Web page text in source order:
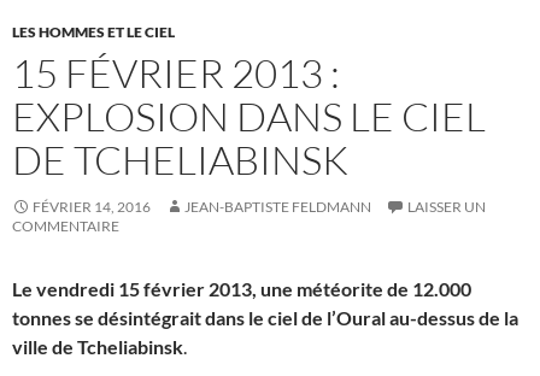
LES HOMMES ET LE CIEL
15 FÉVRIER 2013 :
EXPLOSION DANS LE CIEL
DE TCHELIABINSK
FÉVRIER 14, 2016 JEAN-BAPTISTE FELDMANN
LAISSER UN
COMMENTAIRE
Le vendredi 15 février 2013, une météorite de 12.000
tonnes se désintégrait dans le ciel de l’Oural au-dessus de la
ville de Tcheliabinsk.